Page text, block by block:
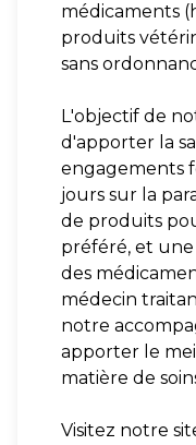
médicaments
produits
sans
L'objectif de
d'apporter la
engagements
jours sur la
de produits
préféré, et
des
médecin
notre
apporter le
matière de
Visitez notre